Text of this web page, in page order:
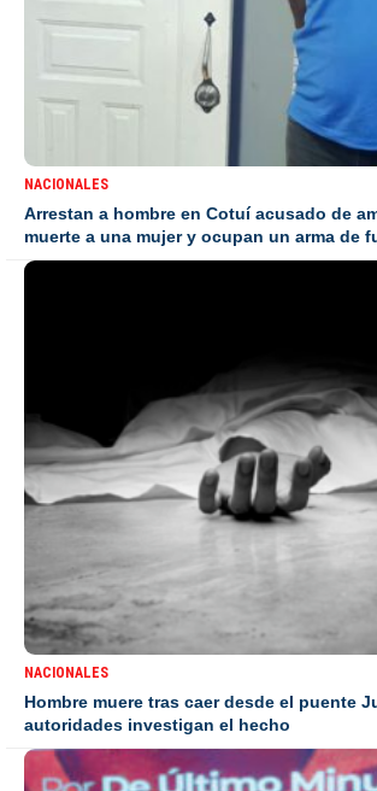
NACIONALES
Arrestan a hombre en Cotuí acusado de
muerte a una mujer y ocupan un arma de
NACIONALES
Hombre muere tras caer desde el puente
autoridades investigan el hecho